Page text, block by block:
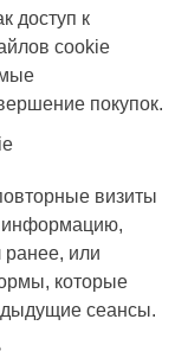
доступ к
cookie
покупок.
визиты
информацию,
ранее, или
которые
сеансы.